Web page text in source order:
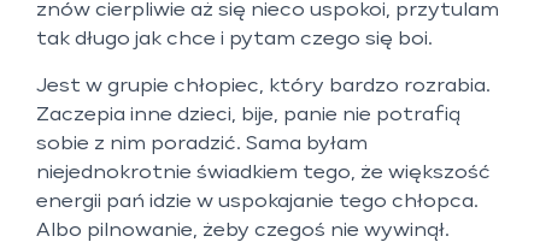
znów cierpliwie aż się nieco uspokoi, przytulam
tak długo jak chce i pytam czego się boi.
Jest w grupie chłopiec, który bardzo rozrabia.
Zaczepia inne dzieci, bije, panie nie potrafią
sobie z nim poradzić. Sama byłam
niejednokrotnie świadkiem tego, że większość
energii pań idzie w uspokajanie tego chłopca.
Albo pilnowanie, żeby czegoś nie wywinął.